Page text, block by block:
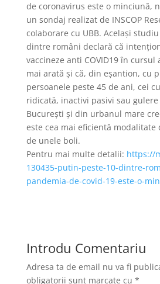
de coronavirus este o minciună,
un sondaj realizat de INSCOP
colaborare cu UBB. Același
dintre români declară că
vaccineze anti COVID19 în cursul
mai arată și că, din eșantion, cu
persoanele peste 45 de ani, cei
ridicată, inactivi pasivi sau
București și din urbanul mare
este cea mai eficientă modalitate
de unele boli.
Pentru mai multe detalii: https://
130435-putin-peste-10-dintre-
pandemia-de-covid-19-este-o-
Introdu Comentariu
Adresa ta de email nu va fi
obligatorii sunt marcate cu *